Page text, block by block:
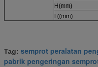
H(mm)
I ((mm)
Tag: semprot peralatan
pabrik pengeringan